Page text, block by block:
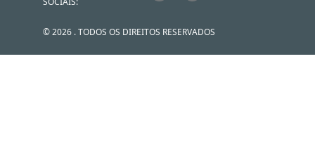
© 2026 . TODOS OS DIREITOS RESERVADOS